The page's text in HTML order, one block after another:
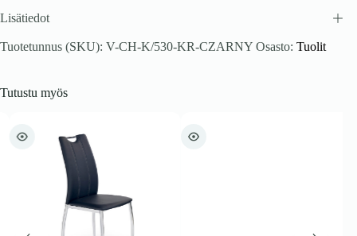
Lisätiedot
Tuotetunnus (SKU): V-CH-K/530-KR-CZARNY Osasto: Tuolit
Tutustu myös